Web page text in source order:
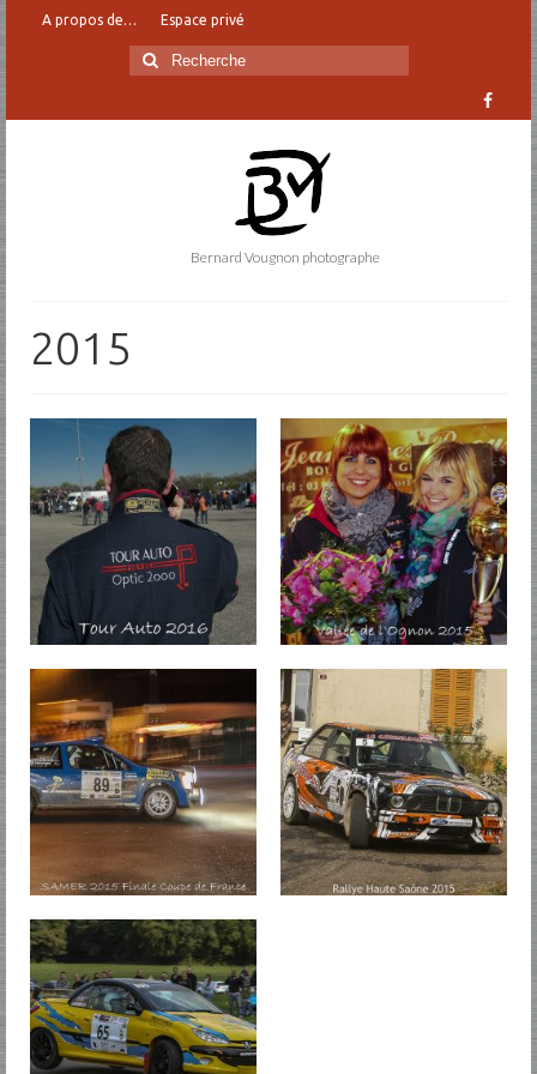
A propos de… Espace privé
Rechercher
:
Bernard Vougnon photographe
2015